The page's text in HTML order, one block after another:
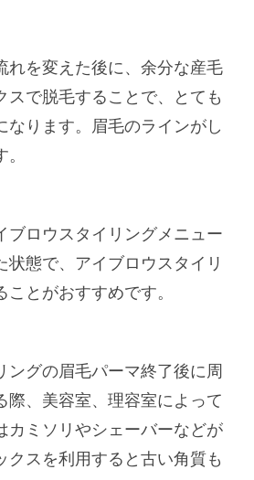
れを変えた後に、余分な産毛
スで脱毛することで、とても
なります。眉毛のラインがし
ブロウスタイリングメニュー
状態で、アイブロウスタイリ
とがおすすめです。
ングの眉毛パーマ終了後に周
際、美容室、理容室によって
カミソリやシェーバーなどが
クスを利用すると古い角質も